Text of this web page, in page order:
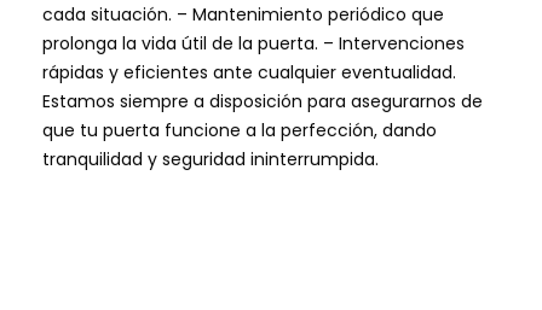
cada situación. – Mantenimiento periódico que
prolonga la vida útil de la puerta. – Intervenciones
rápidas y eficientes ante cualquier eventualidad.
Estamos siempre a disposición para asegurarnos de
que tu puerta funcione a la perfección, dando
tranquilidad y seguridad ininterrumpida.